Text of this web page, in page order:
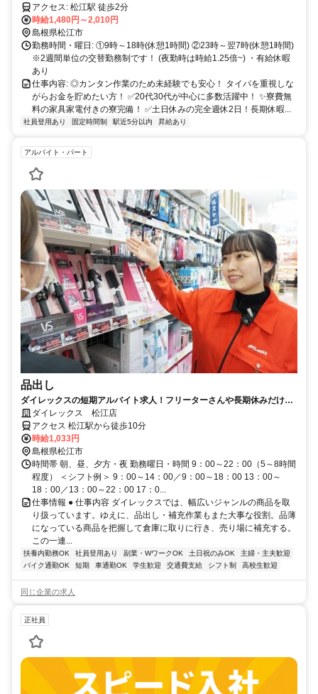
アクセス: 松江駅 徒歩2分
時給1,480円～2,010円
島根県松江市
勤務時間・曜日: ①9時～18時(休憩1時間) ②23時～翌7時(休憩1時間)
※2週間単位の交替勤務制です！ (夜勤時は時給1.25倍~) ・有給休暇
あり
仕事内容: ◎カンタン作業のため未経験でも安心！ タイパを重視しな
がらお金を貯めたい方！ ✅20代30代が中心に多数活躍中！ ✨寮費無
料の家具家電付きの寮完備！ ✅土日休みの完全週休2日！長期休暇...
社員登用あり 固定時間制 駅近5分以内 昇給あり
アルバイト・パート
品出し
ダイレックスの短期アルバイト求人！フリーターさんや長期休みだけ働
きたい学生さんに人気です。
ダイレックス 松江店
アクセス 松江駅から徒歩10分
時給1,033円
島根県松江市
時間帯 朝、昼、夕方・夜 勤務曜日・時間 9：00～22：00（5～8時間
程度） ＜シフト例＞ 9：00～14：00／9：00～18：00 13：00～
18：00／13：00～22：00 17：0...
仕事情報 ● 仕事内容 ダイレックスでは、幅広いジャンルの商品を取
り扱っています。ゆえに、品出し・補充作業もまた大事な役割。品薄
になっている商品を把握して倉庫に取りに行き、売り場に補充する。
この一連...
扶養内勤務OK 社員登用あり 副業・WワークOK 土日祝のみOK
主婦・主夫歓迎
バイク通勤OK
短期 車通勤OK 学生歓迎 交通費支給 シフト制 高校生歓迎
同じ企業の求人
正社員